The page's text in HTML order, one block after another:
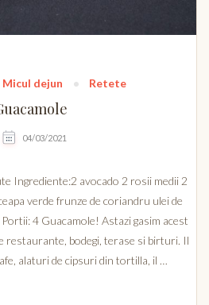
Micul dejun Retete
04/03/2021
Ingrediente:2 avocado 2 rosii medii 2
verde frunze de coriandru ulei de
4 Guacamole! Astazi gasim acest
restaurante, bodegi, terase si birturi. Il
alaturi de cipsuri din tortilla, il …